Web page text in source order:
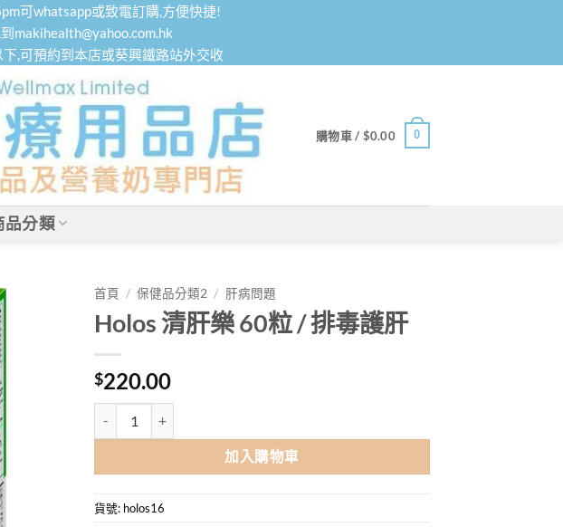
可whatsapp或致電訂購,方便快捷!
makihealth@yahoo.com.hk
,可預約到本店或葵興鐵路站外交收
購物車 / $0.00 0
品分類
首頁 / 保健品分類2 / 肝病問題
Holos 清肝樂 60粒 / 排毒護肝
$220.00
加入購物車
貨號: holos16